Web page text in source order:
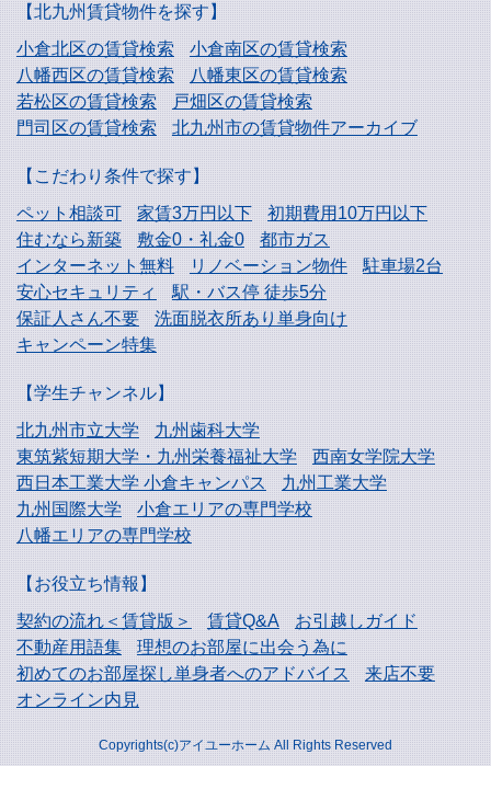
【北九州賃貸物件を探す】
小倉北区の賃貸検索
小倉南区の賃貸検索
八幡西区の賃貸検索
八幡東区の賃貸検索
若松区の賃貸検索
戸畑区の賃貸検索
門司区の賃貸検索
北九州市の賃貸物件アーカイブ
【こだわり条件で探す】
ペット相談可
家賃3万円以下
初期費用10万円以下
住むなら新築
敷金0・礼金0
都市ガス
インターネット無料
リノベーション物件
駐車場2台
安心セキュリティ
駅・バス停 徒歩5分
保証人さん不要
洗面脱衣所あり単身向け
キャンペーン特集
【学生チャンネル】
北九州市立大学
九州歯科大学
東筑紫短期大学・九州栄養福祉大学
西南女学院大学
西日本工業大学小倉キャンパス
九州工業大学
九州国際大学
小倉エリアの専門学校
八幡エリアの専門学校
【お役立ち情報】
契約の流れ＜賃貸版＞
賃貸Q&A
お引越しガイド
不動産用語集
理想のお部屋に出会う為に
初めてのお部屋探し単身者へのアドバイス
来店不要
オンライン内見
Copyrights(c)アイユーホーム All Rights Reserved